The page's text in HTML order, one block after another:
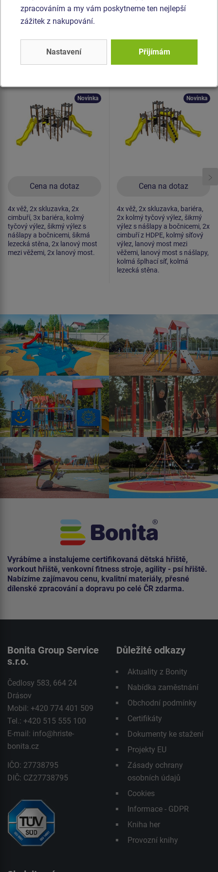
celokovová
Cena na dotaz
Novinka
4x věž, 2x skluzavka, 2x
cimbuří, 3x bariéra, kolmý
tyčový výlez, šikmý výlez s
nášlapy a bočnicemi, šikmá
lezecká stěna, 2x lanový most
mezi věžemi, 2x lanový most.
Produkt - UNH-4018K-15
celokovová
Cena na dotaz
Novinka
4x věž, 2x skluzavka, bariéra,
2x kolmý tyčový výlez, šikmý
výlez s nášlapy a bočnicemi, 2x
cimbuří z HDPE, kolmý síťový
výlez, lanový most mezi
věžemi, lanový most s nášlapy,
kolmá šplhací síť, kolmá
lezecká stěna.
Vyrábíme a instalujeme certifikovaná dětská hřiště,
workout hřiště, venkovní fitness stroje, agility - psí hřiště.
Nabízíme zajímavou cenu, kvalitní materiály, přesné
dílenské zpracování a dopravu po celé ČR zdarma.
Bonita Group Service
s.r.o.
Čedlosy 583, 664 24
Drásov
Mobil: +420 774 401 509
Tel.: +420 515 555 100
E-mail: info@hriste-
bonita.cz
IČO: 27738795
DIČ: CZ27738795
Důležité odkazy
Aktuality z Bonity
Nabídka zaměstnání
Obchodní podmínky
Certifikáty
Dokumenty ke stažení
Projekty EU
Zásady ochrany
osobních údajů
Cookies
Informace - GDPR
Kniha her
Provozní knihy
zpracováním a my vám poskytneme ten nejlepší
zážitek z nakupování.
Nastavení Přijímám